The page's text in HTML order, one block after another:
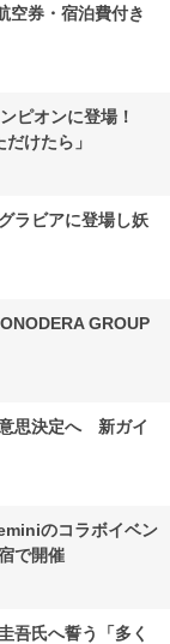
空券・宿泊費付き
ピオンに登場！
けたら」
ラビアに登場し妖
GROUP
思決定へ 新ガイ
のコラボイベン
で開催
吾氏へ誓う「多く